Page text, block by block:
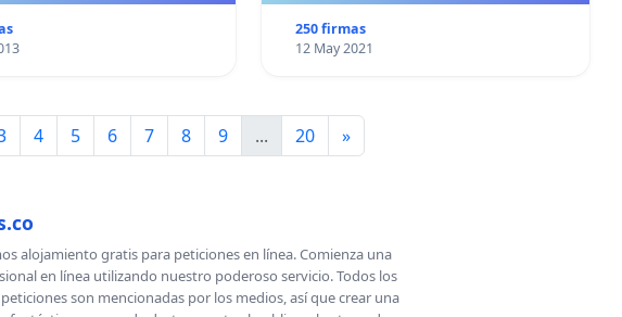
250 firmas
12 May 2021
4 5 6 7 8 9 ... 20 »
alojamiento gratis para peticiones en línea. Comienza una
en línea utilizando nuestro poderoso servicio. Todos los
son mencionadas por los medios, así que crear una